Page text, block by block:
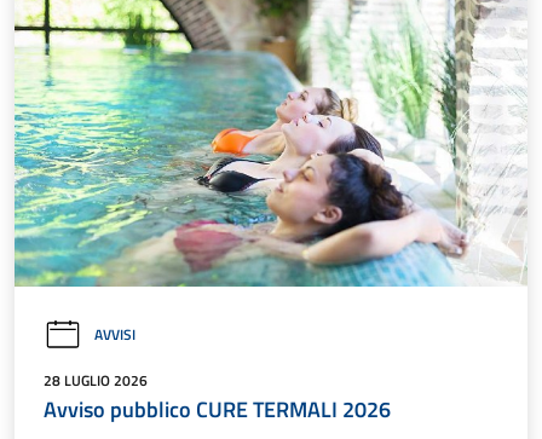
AVVISI
28 LUGLIO 2026
Avviso pubblico CURE TERMALI 2026